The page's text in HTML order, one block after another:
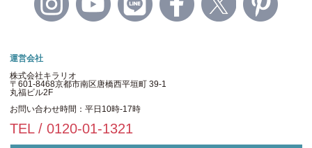
運営会社
株式会社キラリオ
〒601-8468京都市南区唐橋西平垣町 39-1
丸福ビル2F
お問い合わせ時間：平日10時-17時
TEL / 0120-01-1321